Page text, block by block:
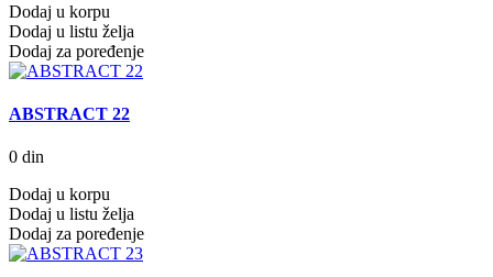
Dodaj u korpu
Dodaj u listu želja
Dodaj za poređenje
ABSTRACT 22
0 din
Dodaj u korpu
Dodaj u listu želja
Dodaj za poređenje